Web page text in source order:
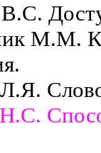
М.М.